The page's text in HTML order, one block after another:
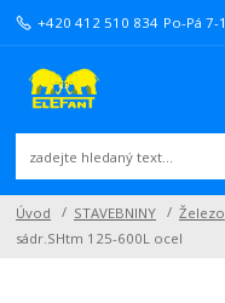
+420 412 510 834 Po-Pá 7-
Úvod STAVEBNINY Železo
sádr.SHtm 125-600L ocel